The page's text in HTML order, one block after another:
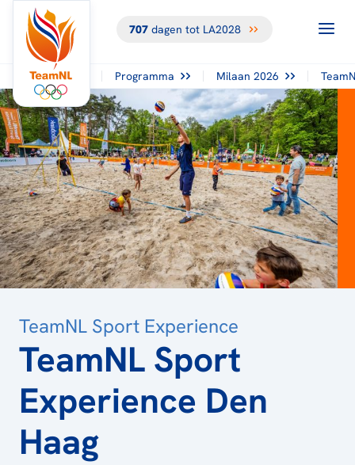
707dagen tot LA2028
Programma Milaan 2026
TeamNL Sport Experience
TeamNL Sport
Experience Den
Haag
TERUG NAAR
OVERZICHT